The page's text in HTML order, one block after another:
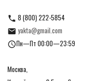
8 (800) 222-5854
yakta@gmail.com
Пн—Пт 00:00—23:59
Москва,